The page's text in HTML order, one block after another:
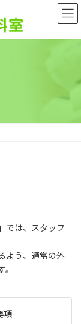
では、スタッフ
よう、通常の外
項